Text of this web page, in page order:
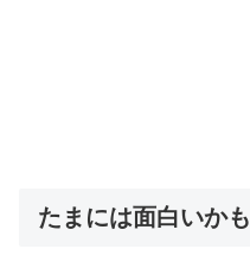
たまには面白いかも